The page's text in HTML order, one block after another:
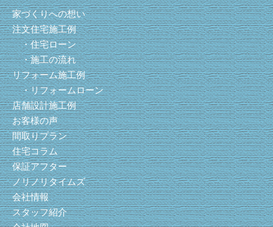
家づくりへの想い
注文住宅施工例
・住宅ローン
・施工の流れ
リフォーム施工例
・リフォームローン
店舗設計施工例
お客様の声
間取りプラン
住宅コラム
保証アフター
ノリノリタイムズ
会社情報
スタッフ紹介